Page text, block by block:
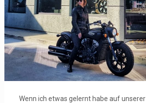
Wenn ich etwas gelernt habe auf unserer